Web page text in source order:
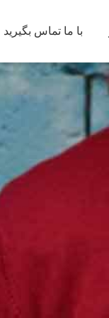
با ما تماس بگیرید